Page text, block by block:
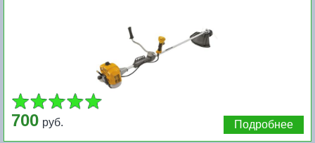
700 руб. Подробнее